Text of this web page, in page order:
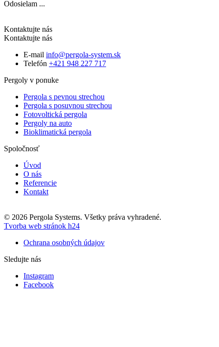
Odosielam ...
Kontaktujte nás
Kontaktujte nás
E-mail info@pergola-system.sk
Telefón +421 948 227 717
Pergoly v ponuke
Pergola s pevnou strechou
Pergola s posuvnou strechou
Fotovoltická pergola
Pergoly na auto
Bioklimatická pergola
Spoločnosť
Úvod
O nás
Referencie
Kontakt
© 2026 Pergola Systems. Všetky práva vyhradené.
Tvorba web stránok h24
Ochrana osobných údajov
Sledujte nás
Instagram
Facebook